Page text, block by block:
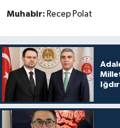
Muhabir: Recep Polat